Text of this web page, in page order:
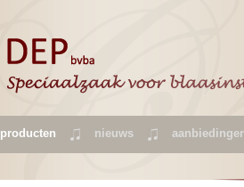
producten nieuws